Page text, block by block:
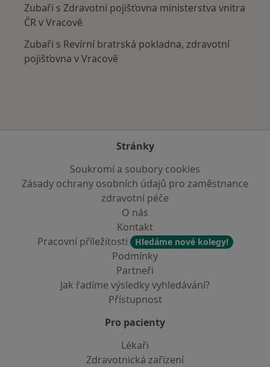
Zubaři s Zdravotní pojišťovna ministerstva vnitra
ČR v Vracově
Zubaři s Revírní bratrská pokladna, zdravotní
pojišťovna v Vracově
Stránky
Soukromí a soubory cookies
Zásady ochrany osobních údajů pro zaměstnance
zdravotní péče
O nás
Kontakt
Pracovní příležitosti
Hledáme nové kolegy!
Podmínky
Partneři
Jak řadíme výsledky vyhledávání?
Přístupnost
Pro pacienty
Lékaři
Zdravotnická zařízení